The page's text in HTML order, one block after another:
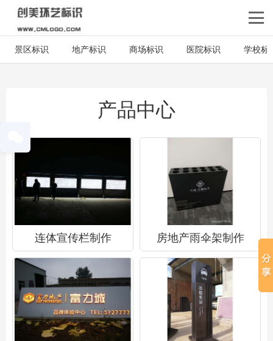
景区标识 地产标识 商场标识 医院标识 学校标
产品中心
连体宣传栏制作 房地产雨伞架制作